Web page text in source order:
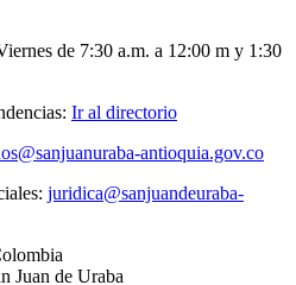
de 7:30 a.m. a 12:00 m y 1:30
Ir al directorio
antioquia.gov.co
juridica@sanjuandeuraba-